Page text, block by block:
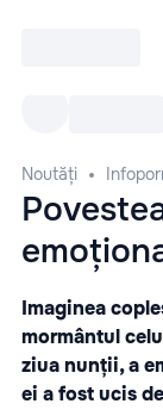
Noutăți
Imaginea
mormântul
ziua nunții, a
ei a fost ucis